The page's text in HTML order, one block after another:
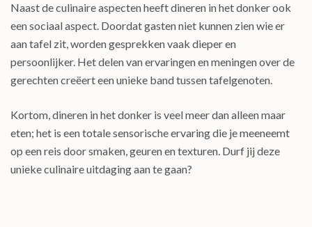
Naast de culinaire aspecten heeft dineren in het donker ook
een sociaal aspect. Doordat gasten niet kunnen zien wie er
aan tafel zit, worden gesprekken vaak dieper en
persoonlijker. Het delen van ervaringen en meningen over de
gerechten creëert een unieke band tussen tafelgenoten.
Kortom, dineren in het donker is veel meer dan alleen maar
eten; het is een totale sensorische ervaring die je meeneemt
op een reis door smaken, geuren en texturen. Durf jij deze
unieke culinaire uitdaging aan te gaan?